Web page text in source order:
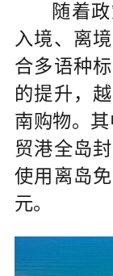
随着
入境、离
合多语种
的提升，
南购物。
贸港全岛
使用离岛
元。